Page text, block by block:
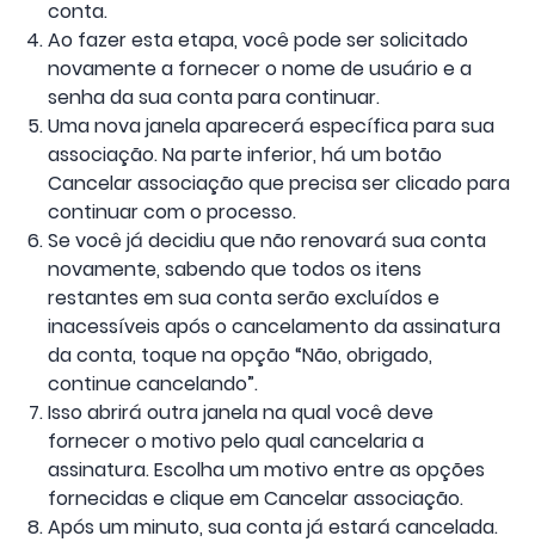
conta.
Ao fazer esta etapa, você pode ser solicitado
novamente a fornecer o nome de usuário e a
senha da sua conta para continuar.
Uma nova janela aparecerá específica para sua
associação. Na parte inferior, há um botão
Cancelar associação que precisa ser clicado para
continuar com o processo.
Se você já decidiu que não renovará sua conta
novamente, sabendo que todos os itens
restantes em sua conta serão excluídos e
inacessíveis após o cancelamento da assinatura
da conta, toque na opção “Não, obrigado,
continue cancelando”.
Isso abrirá outra janela na qual você deve
fornecer o motivo pelo qual cancelaria a
assinatura. Escolha um motivo entre as opções
fornecidas e clique em Cancelar associação.
Após um minuto, sua conta já estará cancelada.